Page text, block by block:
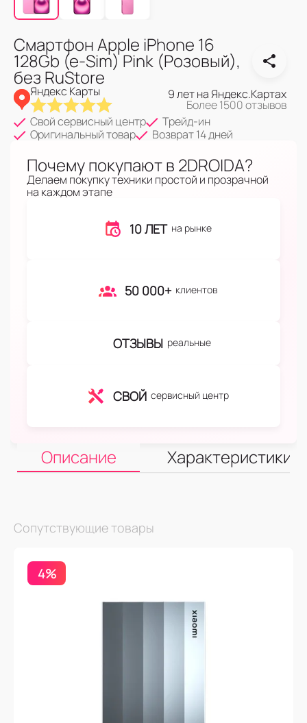
Смартфон Apple iPhone 16
128Gb (e-Sim) Pink (Розовый),
без RuStore
Яндекс Карты 9 лет на Яндекс.Картах
Более 1500 отзывов
Свой сервисный центр
Трейд-ин
Оригинальный товар
Возврат 14 дней
Почему покупают в 2DROIDA?
Делаем покупку техники простой и прозрачной
на каждом этапе
10 ЛЕТ на рынке
50 000+ клиентов
ОТЗЫВЫ реальные
СВОЙ сервисный центр
Описание Характеристики
Сопутствующие товары
4%